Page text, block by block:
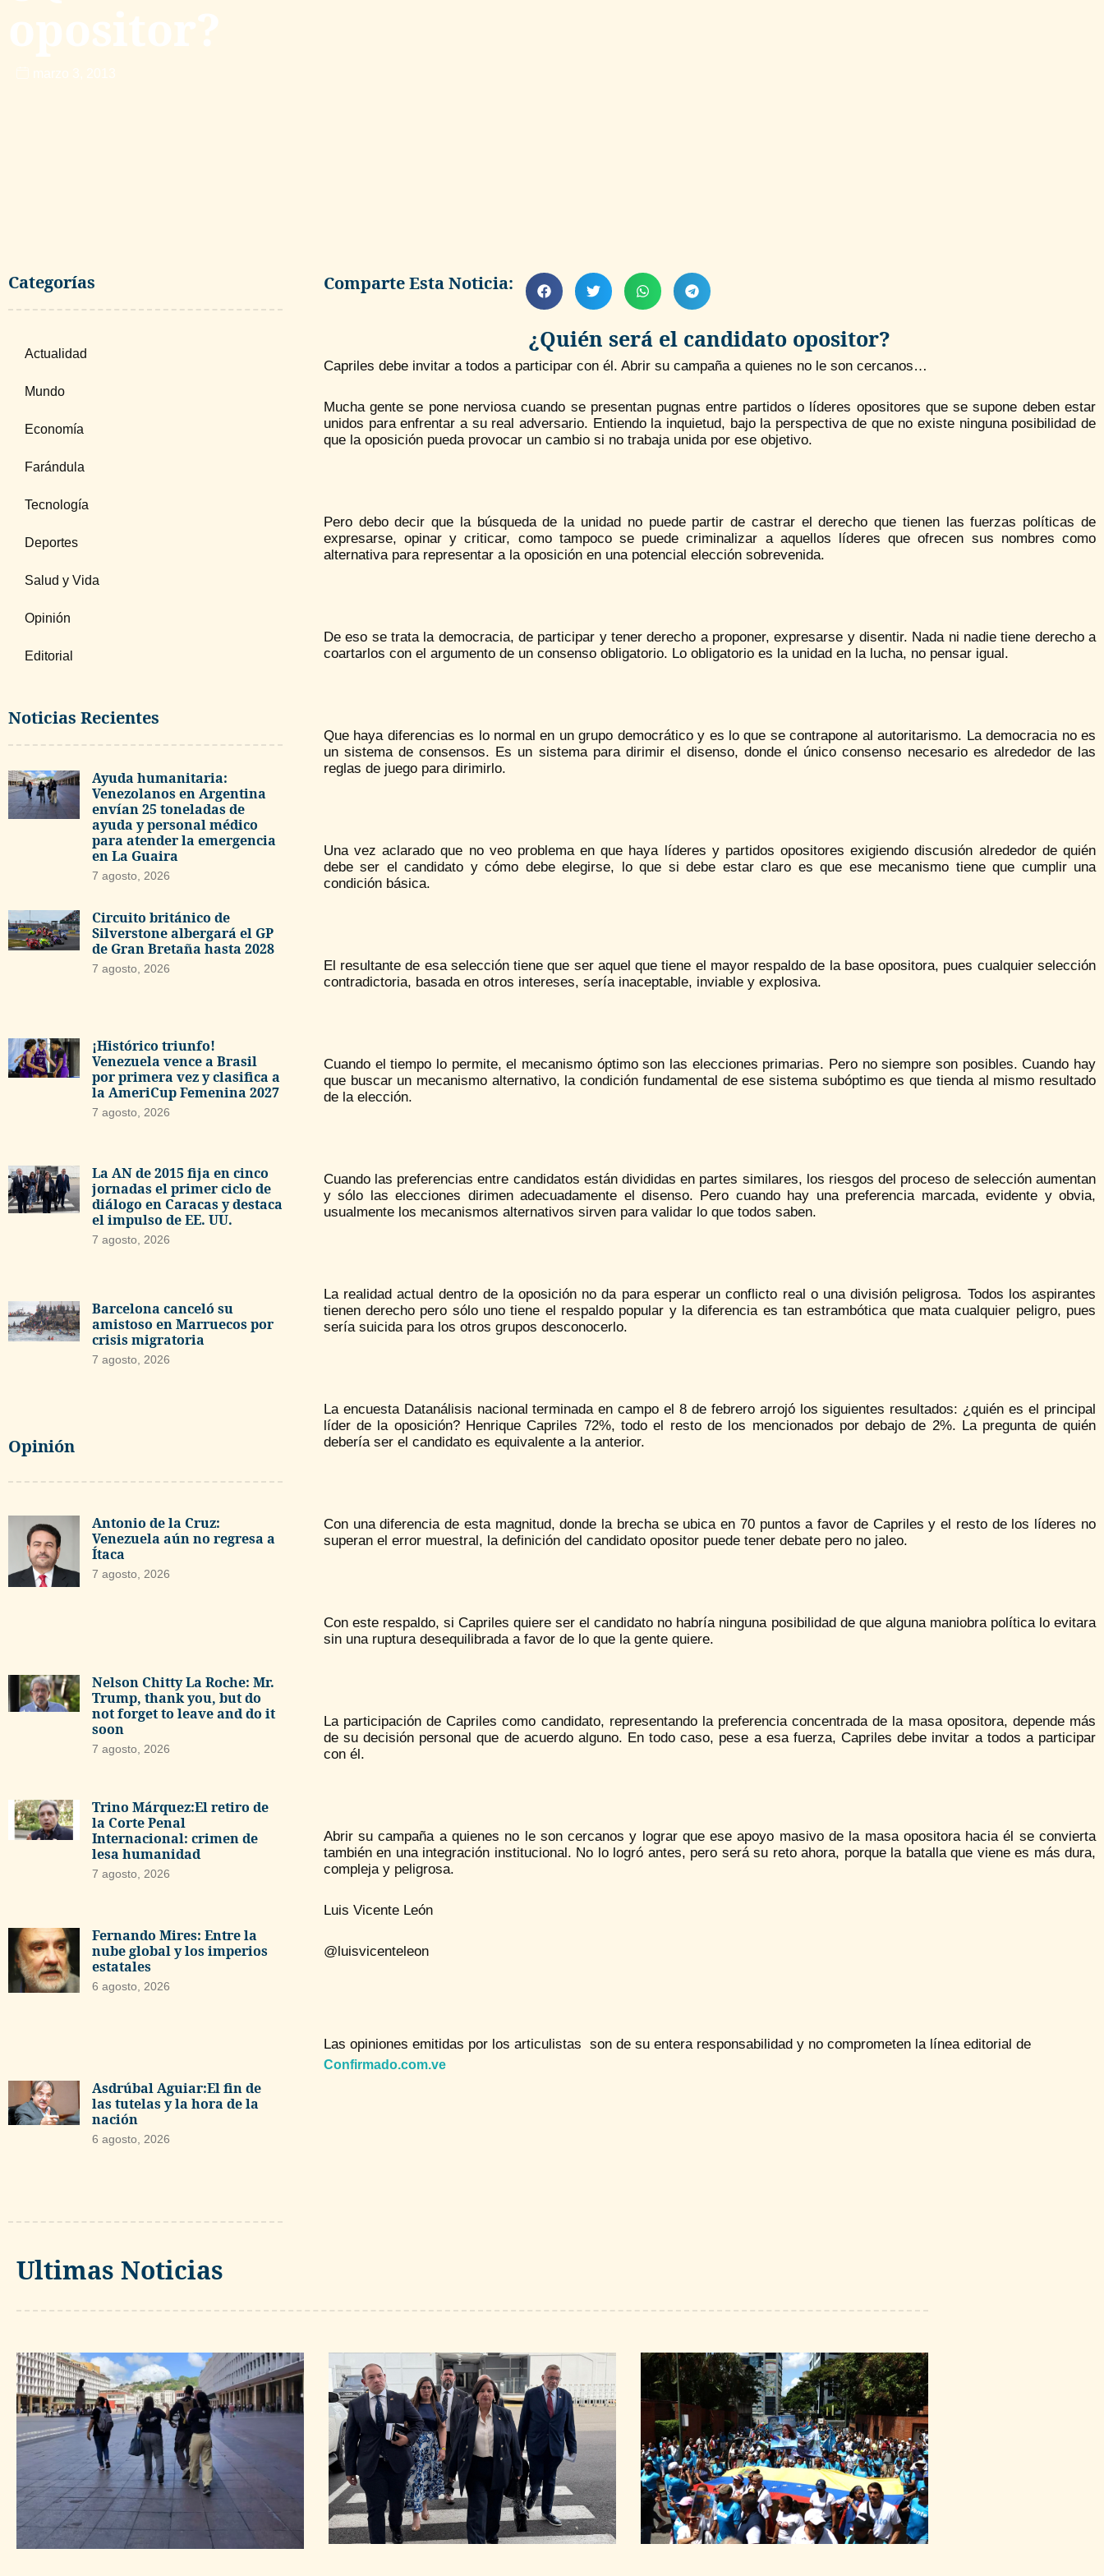
opositor?
marzo 3, 2013
Categorías
Actualidad
Mundo
Economía
Farándula
Tecnología
Deportes
Salud y Vida
Opinión
Editorial
Noticias Recientes
Ayuda humanitaria:
Venezolanos en Argentina
envían 25 toneladas de
ayuda y personal médico
para atender la emergencia
en La Guaira
7 agosto, 2026
Circuito británico de
Silverstone albergará el GP
de Gran Bretaña hasta 2028
7 agosto, 2026
¡Histórico triunfo!
Venezuela vence a Brasil
por primera vez y clasifica a
la AmeriCup Femenina 2027
7 agosto, 2026
La AN de 2015 fija en cinco
jornadas el primer ciclo de
diálogo en Caracas y destaca
el impulso de EE. UU.
7 agosto, 2026
Barcelona canceló su
amistoso en Marruecos por
crisis migratoria
7 agosto, 2026
Opinión
Antonio de la Cruz:
Venezuela aún no regresa a
Ítaca
7 agosto, 2026
Nelson Chitty La Roche: Mr.
Trump, thank you, but do
not forget to leave and do it
soon
7 agosto, 2026
Trino Márquez:El retiro de
la Corte Penal
Internacional: crimen de
lesa humanidad
7 agosto, 2026
Fernando Mires: Entre la
nube global y los imperios
estatales
6 agosto, 2026
Asdrúbal Aguiar:El fin de
las tutelas y la hora de la
nación
6 agosto, 2026
Comparte Esta Noticia:
¿Quién será el candidato opositor?
Capriles debe invitar a todos a participar con él. Abrir su campaña a quienes no le son cercanos…
Mucha gente se pone nerviosa cuando se presentan pugnas entre partidos o líderes opositores que se supone deben estar
unidos para enfrentar a su real adversario. Entiendo la inquietud, bajo la perspectiva de que no existe ninguna posibilidad de
que la oposición pueda provocar un cambio si no trabaja unida por ese objetivo.
Pero debo decir que la búsqueda de la unidad no puede partir de castrar el derecho que tienen las fuerzas políticas de
expresarse, opinar y criticar, como tampoco se puede criminalizar a aquellos líderes que ofrecen sus nombres como
alternativa para representar a la oposición en una potencial elección sobrevenida.
De eso se trata la democracia, de participar y tener derecho a proponer, expresarse y disentir. Nada ni nadie tiene derecho a
coartarlos con el argumento de un consenso obligatorio. Lo obligatorio es la unidad en la lucha, no pensar igual.
Que haya diferencias es lo normal en un grupo democrático y es lo que se contrapone al autoritarismo. La democracia no es
un sistema de consensos. Es un sistema para dirimir el disenso, donde el único consenso necesario es alrededor de las
reglas de juego para dirimirlo.
Una vez aclarado que no veo problema en que haya líderes y partidos opositores exigiendo discusión alrededor de quién
debe ser el candidato y cómo debe elegirse, lo que si debe estar claro es que ese mecanismo tiene que cumplir una
condición básica.
El resultante de esa selección tiene que ser aquel que tiene el mayor respaldo de la base opositora, pues cualquier selección
contradictoria, basada en otros intereses, sería inaceptable, inviable y explosiva.
Cuando el tiempo lo permite, el mecanismo óptimo son las elecciones primarias. Pero no siempre son posibles. Cuando hay
que buscar un mecanismo alternativo, la condición fundamental de ese sistema subóptimo es que tienda al mismo resultado
de la elección.
Cuando las preferencias entre candidatos están divididas en partes similares, los riesgos del proceso de selección aumentan
y sólo las elecciones dirimen adecuadamente el disenso. Pero cuando hay una preferencia marcada, evidente y obvia,
usualmente los mecanismos alternativos sirven para validar lo que todos saben.
La realidad actual dentro de la oposición no da para esperar un conflicto real o una división peligrosa. Todos los aspirantes
tienen derecho pero sólo uno tiene el respaldo popular y la diferencia es tan estrambótica que mata cualquier peligro, pues
sería suicida para los otros grupos desconocerlo.
La encuesta Datanálisis nacional terminada en campo el 8 de febrero arrojó los siguientes resultados: ¿quién es el principal
líder de la oposición? Henrique Capriles 72%, todo el resto de los mencionados por debajo de 2%. La pregunta de quién
debería ser el candidato es equivalente a la anterior.
Con una diferencia de esta magnitud, donde la brecha se ubica en 70 puntos a favor de Capriles y el resto de los líderes no
superan el error muestral, la definición del candidato opositor puede tener debate pero no jaleo.
Con este respaldo, si Capriles quiere ser el candidato no habría ninguna posibilidad de que alguna maniobra política lo evitara
sin una ruptura desequilibrada a favor de lo que la gente quiere.
La participación de Capriles como candidato, representando la preferencia concentrada de la masa opositora, depende más
de su decisión personal que de acuerdo alguno. En todo caso, pese a esa fuerza, Capriles debe invitar a todos a participar
con él.
Abrir su campaña a quienes no le son cercanos y lograr que ese apoyo masivo de la masa opositora hacia él se convierta
también en una integración institucional. No lo logró antes, pero será su reto ahora, porque la batalla que viene es más dura,
compleja y peligrosa.
Luis Vicente León
@luisvicenteleon
Las opiniones emitidas por los articulistas son de su entera responsabilidad y no comprometen la línea editorial de
Confirmado.com.ve
Ultimas Noticias